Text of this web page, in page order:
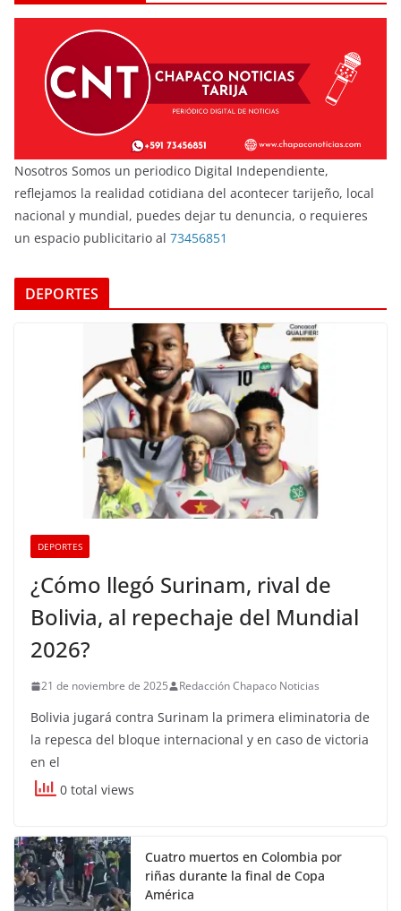
Nosotros Somos un periodico Digital Independiente,
reflejamos la realidad cotidiana del acontecer tarijeño, local
nacional y mundial, puedes dejar tu denuncia, o requieres
un espacio publicitario al 73456851
DEPORTES
DEPORTES
¿Cómo llegó Surinam, rival de
Bolivia, al repechaje del Mundial
2026?
21 de noviembre de 2025 Redacción Chapaco Noticias
Bolivia jugará contra Surinam la primera eliminatoria de
la repesca del bloque internacional y en caso de victoria
en el
0 total views
Cuatro muertos en Colombia por
riñas durante la final de Copa
América